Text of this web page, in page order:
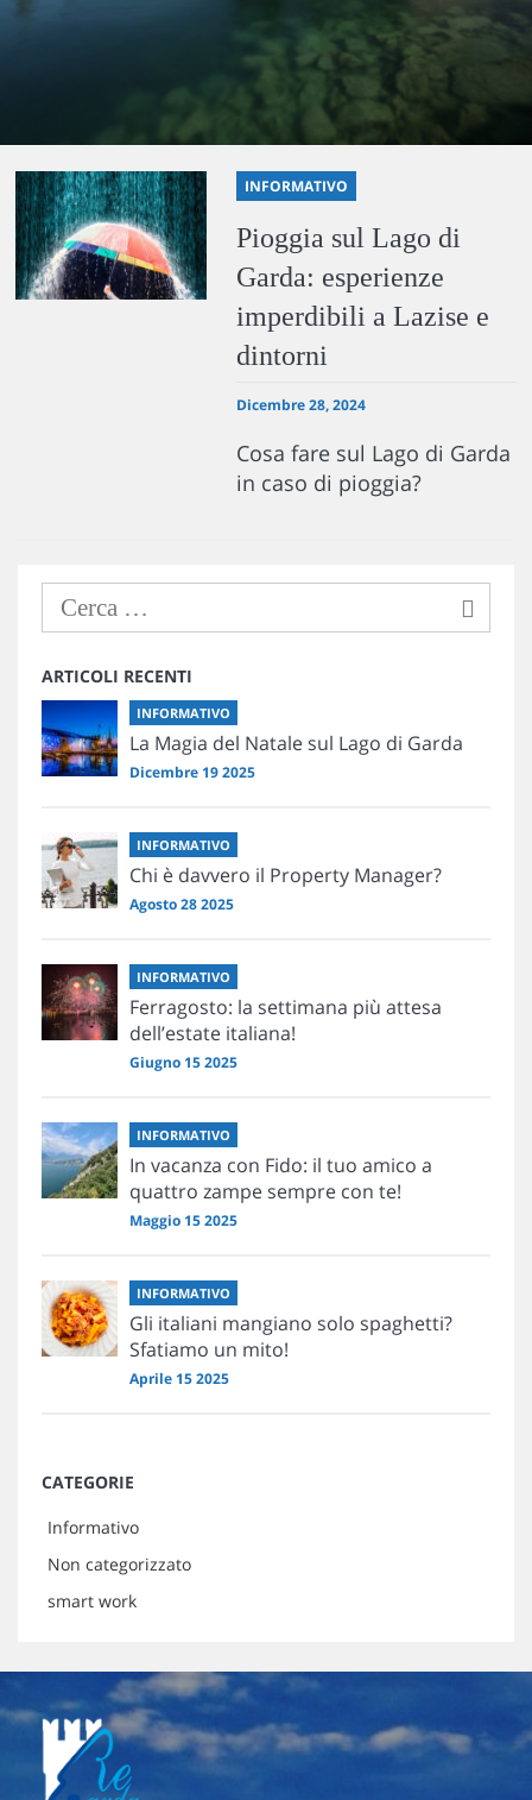
INFORMATIVO
Pioggia sul Lago di
Garda: esperienze
imperdibili a Lazise e
dintorni
Dicembre 28, 2024
Cosa fare sul Lago di Garda
in caso di pioggia?
ARTICOLI RECENTI
INFORMATIVO
La Magia del Natale sul Lago di Garda
Dicembre 19 2025
INFORMATIVO
Chi è davvero il Property Manager?
Agosto 28 2025
INFORMATIVO
Ferragosto: la settimana più attesa
dell’estate italiana!
Giugno 15 2025
INFORMATIVO
In vacanza con Fido: il tuo amico a
quattro zampe sempre con te!
Maggio 15 2025
INFORMATIVO
Gli italiani mangiano solo spaghetti?
Sfatiamo un mito!
Aprile 15 2025
CATEGORIE
Informativo
Non categorizzato
smart work